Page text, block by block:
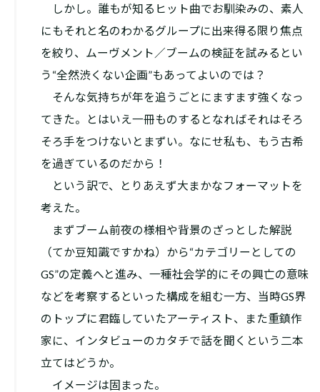
しかし。誰もが知るヒット曲でお馴染みの、素人
にもそれと名のわかるグループに出来得る限り焦点
を絞り、ムーヴメント／ブームの検証を試みるとい
う“全然渋くない企画”もあってよいのでは？
そんな気持ちが年を追うごとにますます強くなっ
てきた。とはいえ一冊ものするとなればそれはそろ
そろ手をつけないとまずい。なにせ私も、もう古希
を過ぎているのだから！
という訳で、とりあえず大まかなフォーマットを
考えた。
まずブーム前夜の様相や背景のざっとした解説
（てか豆知識ですかね）から“カテゴリーとしての
GS”の定義へと進み、一種社会学的にその興亡の意味
などを考察するといった構成を組む一方、当時GS界
のトップに君臨していたアーティスト、また重鎮作
家に、インタビューのカタチで話を聞くという二本
立てはどうか。
イメージは固まった。